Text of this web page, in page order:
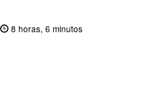
8 horas, 6 minutos